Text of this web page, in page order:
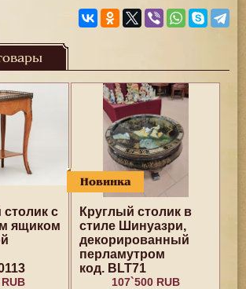
с
ящиком
Новинка
Круглый столик в
стиле Шинуазри,
декорированный
перламутром
код. BLT71
107`500 RUB